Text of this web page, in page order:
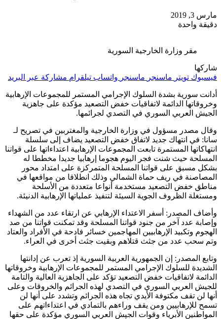
مارس 3, 2019
دقيقة واحدة
مقر وزارة الخارجية السورية
شاركها
فيسبوك تويتر ماسنجر ماسنجر واتساب تيلقرام مشاركة عبر البريد
أدانت سورية بشدة السلوك الإجرامي المستمر للمجموعات الإرهابية
وخروقاتها الدائمة لاتفاقيات خفض التصعيد مؤكدة على جاهزية
الجيش العربي السوري في التصدي لجرائمها.
وقال مصدر مسؤول في وزارة الخارجية والمغتربين في تصريح لـ
سانا: في انتهاك جديد لاتفاق خفض التصعيد يضاف إلى سلسلة
انتهاكاتها المستمرة تابعت المجموعات الإرهابية اعتداءاتها على قواتنا
المسلحة حيث شنت فجر اليوم هجوما إرهابيا جديدا مخططا له
بشكل مسبق على قواتنا المسلحة المتمركزة على امتداد محور
المصاصنة في ريف حماة الشمالي وذلك انطلاقا من مواقعها في
مناطق خفض التصعيد مستخدمة أنواعا متعددة من الأسلحة
ومستغلة الظروف الجوية السيئة لتنفيذ عملياتها الإرهابية الدنيئة.
وأضاف المصدر: أسفر الاعتداء الإرهابي عن ارتقاء عدد من الشهداء
وإصابة عدد آخر من جنود قواتنا المسلحة وقد تمكنت قواتنا من صد
الهجوم وتكبيد الإرهابيين المهاجمين خسائر فادحة في الأفراد والعتاد
وتم سحب عدد من جثث قتلاهم وبقيت جثث أخرى في العراء.
وتابع المصدر: إن الجمهورية العربية السورية إذ تعرب عن إدانتها
الشديدة للسلوك الإجرامي المستمر للمجموعات الإرهابية وخروقاتها
الدائمة لاتفاقيات خفض التصعيد تؤكد على الجاهزية العالية والتامة
للجيش العربي السوري في التصدي لهذه الجرائم والخروقات وعلى
أنها لن تقف مكتوفة الأيدي تجاه هذه الجرائم وتشدد على أنها لن
تسمح للإرهابيين ومن يقف وراءهم بالتمادي في اعتداءاتهم على
المواطنين الأبرياء وقوات الجيش العربي السوري مؤكدة على حقها